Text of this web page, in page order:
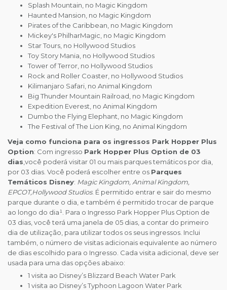
Splash Mountain, no Magic Kingdom
Haunted Mansion, no Magic Kingdom
Pirates of the Caribbean, no Magic Kingdom
Mickey's PhilharMagic, no Magic Kingdom
Star Tours, no Hollywood Studios
Toy Story Mania, no Hollywood Studios
Tower of Terror, no Hollywood Studios
Rock and Roller Coaster, no Hollywood Studios
Kilimanjaro Safari, no Animal Kingdom
Big Thunder Mountain Railroad, no Magic Kingdom
Expedition Everest, no Animal Kingdom
Dumbo the Flying Elephant, no Magic Kingdom
The Festival of The Lion King, no Animal Kingdom
Veja como funciona para os ingressos Park Hopper Plus
Option: Com ingresso Park Hopper Plus Option de 03
dias ,você poderá visitar 01 ou mais parques temáticos por dia,
por 03 dias. Você poderá escolher entre os Parques
Temáticos Disney: Magic Kingdom, Animal Kingdom,
EPCOT,Hollywood Studios. É permitido entrar e sair do mesmo
parque durante o dia, e também é permitido trocar de parque
ao longo do dia¹. Para o Ingresso Park Hopper Plus Option de
03 dias, você terá uma janela de 05 dias, a contar do primeiro
dia de utilização, para utilizar todos os seus ingressos. Inclui
também, o número de visitas adicionais equivalente ao número
de dias escolhido para o Ingresso. Cada visita adicional, deve ser
usada para uma das opções abaixo:
1 visita ao Disney’s Blizzard Beach Water Park
1 visita ao Disney’s Typhoon Lagoon Water Park